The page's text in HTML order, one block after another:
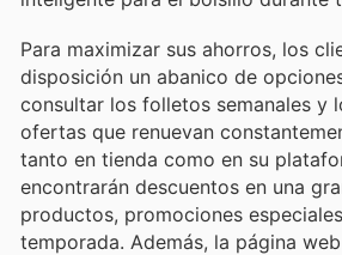
Para maximizar sus ahorros, los
disposición un abanico de
consultar los folletos semanales y
ofertas que renuevan
tanto en tienda como en su
encontrarán descuentos en una
productos, promociones
temporada. Además, la página